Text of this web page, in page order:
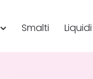
Smalti Liquidi